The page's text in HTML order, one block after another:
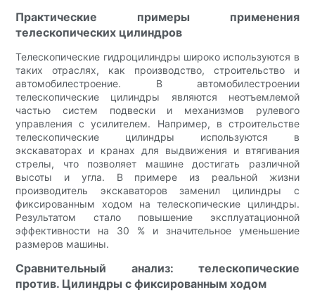
Практические примеры применения
телескопических цилиндров
Телескопические гидроцилиндры широко используются в
таких отраслях, как производство, строительство и
автомобилестроение. В автомобилестроении
телескопические цилиндры являются неотъемлемой
частью систем подвески и механизмов рулевого
управления с усилителем. Например, в строительстве
телескопические цилиндры используются в
экскаваторах и кранах для выдвижения и втягивания
стрелы, что позволяет машине достигать различной
высоты и угла. В примере из реальной жизни
производитель экскаваторов заменил цилиндры с
фиксированным ходом на телескопические цилиндры.
Результатом стало повышение эксплуатационной
эффективности на 30 % и значительное уменьшение
размеров машины.
Сравнительный анализ: телескопические
против. Цилиндры с фиксированным ходом